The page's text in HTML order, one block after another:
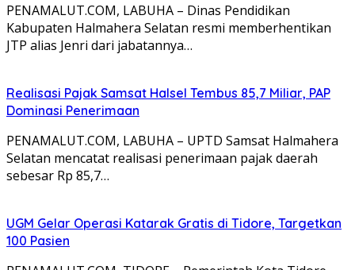
PENAMALUT.COM, LABUHA – Dinas Pendidikan
Kabupaten Halmahera Selatan resmi memberhentikan
JTP alias Jenri dari jabatannya…
Realisasi Pajak Samsat Halsel Tembus 85,7 Miliar, PAP
Dominasi Penerimaan
PENAMALUT.COM, LABUHA – UPTD Samsat Halmahera
Selatan mencatat realisasi penerimaan pajak daerah
sebesar Rp 85,7…
UGM Gelar Operasi Katarak Gratis di Tidore, Targetkan
100 Pasien